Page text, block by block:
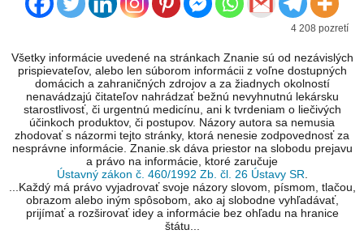
4 208 pozretí
Všetky informácie uvedené na stránkach Znanie sú od nezávislých
prispievateľov, alebo len súborom informácii z voľne dostupných
domácich a zahraničných zdrojov a za žiadnych okolností
nenavádzajú čitateľov nahrádzať bežnú nevyhnutnú lekársku
starostlivosť, či urgentnú medicínu, ani k tvrdeniam o liečivých
účinkoch produktov, či postupov. Názory autora sa nemusia
zhodovať s názormi tejto stránky, ktorá nenesie zodpovednosť za
nesprávne informácie. Znanie.sk dáva priestor na slobodu prejavu
a právo na informácie, ktoré zaručuje
Ústavný zákon č. 460/1992 Zb. čl. 26 Ústavy SR
...Každý má právo vyjadrovať svoje názory slovom, písmom, tlačou,
obrazom alebo iným spôsobom, ako aj slobodne vyhľadávať,
prijímať a rozširovať idey a informácie bez ohľadu na hranice
štátu...